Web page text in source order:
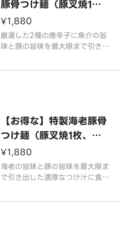
豚骨つけ麺（豚叉焼1
枚、鶏叉焼1枚、和だし
味玉、焼海苔3枚、ほう
れん草、薬味葱、粉唐辛
¥1,880
厳選した2種の唐辛子に魚介の旨
味と豚の旨味を最大限まで引き出
るコシが強い太麺を合わせまし
サイドメニューも合わせ
【お得な】特製海老豚骨
つけ麺（豚叉焼1枚、鶏
叉焼1枚、和だし味玉、
焼海苔3枚、ほうれん
草、薬味葱、干し海老）
¥1,880
海老の旨味と豚の旨味を最大限ま
で引き出した濃厚なつけ汁に食べ
せました。奥深い旨味はコクの中